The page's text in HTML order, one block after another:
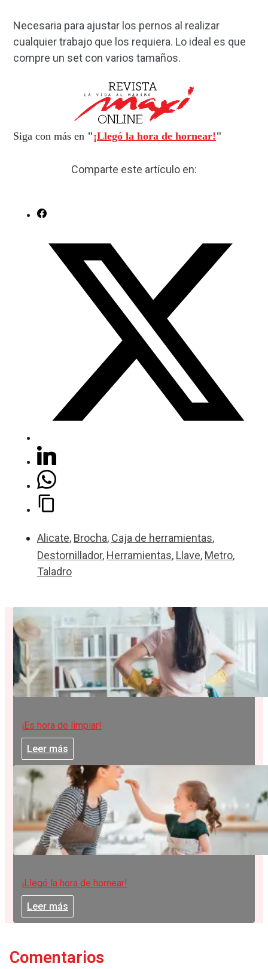
Necesaria para ajustar los pernos al realizar
cualquier trabajo que los requiera. Lo ideal es que
compre un set con varios tamaños.
Siga con más en "¡Llegó la hora de hornear!"
Comparte este artículo en:
Alicate, Brocha, Caja de herramientas,
Destornillador, Herramientas, Llave, Metro,
Taladro
¡Es hora de limpiar!
Leer más
¡Llegó la hora de hornear!
Leer más
Comentarios